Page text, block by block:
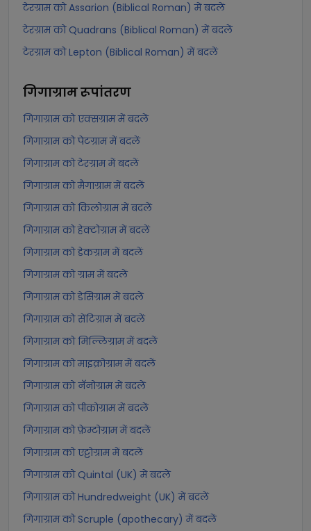
टेरग्राम को Assarion (Biblical Roman) में बदलें
टेरग्राम को Quadrans (Biblical Roman) में बदलें
टेरग्राम को Lepton (Biblical Roman) में बदलें
गिगाग्रामरूपांतरण
गिगाग्राम को एक्सग्राम में बदलें
गिगाग्राम को पेटग्राम में बदलें
गिगाग्राम को टेरग्राम में बदलें
गिगाग्राम को मैगाग्राम में बदलें
गिगाग्राम को किलोग्राम में बदलें
गिगाग्राम को हेक्टोग्राम में बदलें
गिगाग्राम को डेकग्राम में बदलें
गिगाग्राम को ग्राम में बदलें
गिगाग्राम को डेसिग्राम में बदलें
गिगाग्राम को सेंटिग्राम में बदलें
गिगाग्राम को मिल्लिग्राम में बदलें
गिगाग्राम को माइक्रोग्राम में बदलें
गिगाग्राम को नॅनोग्राम में बदलें
गिगाग्राम को पीकोग्राम में बदलें
गिगाग्राम को फ़ेम्टोग्राम में बदलें
गिगाग्राम को एट्टोग्राम में बदलें
गिगाग्राम को Quintal (UK) में बदलें
गिगाग्राम को Hundredweight (UK) में बदलें
गिगाग्राम को Scruple (apothecary) में बदलें